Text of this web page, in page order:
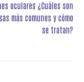
oculares ¿Cuáles son
más comunes y cómo
se tratan?